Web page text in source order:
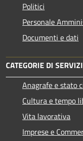
Politici
Personale
Documenti e dati
CATEGORIE DI
Anagrafe e stato
Cultura e tempo
Vita lavorativa
Imprese e